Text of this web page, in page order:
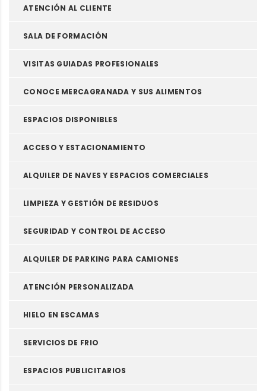
ATENCIÓN AL CLIENTE
SALA DE FORMACIÓN
VISITAS GUIADAS PROFESIONALES
CONOCE MERCAGRANADA Y SUS ALIMENTOS
ESPACIOS DISPONIBLES
ACCESO Y ESTACIONAMIENTO
ALQUILER DE NAVES Y ESPACIOS COMERCIALES
LIMPIEZA Y GESTIÓN DE RESIDUOS
SEGURIDAD Y CONTROL DE ACCESO
ALQUILER DE PARKING PARA CAMIONES
ATENCIÓN PERSONALIZADA
HIELO EN ESCAMAS
SERVICIOS DE FRIO
ESPACIOS PUBLICITARIOS